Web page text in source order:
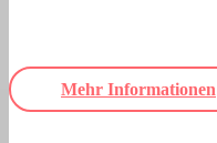
Mehr Informationen